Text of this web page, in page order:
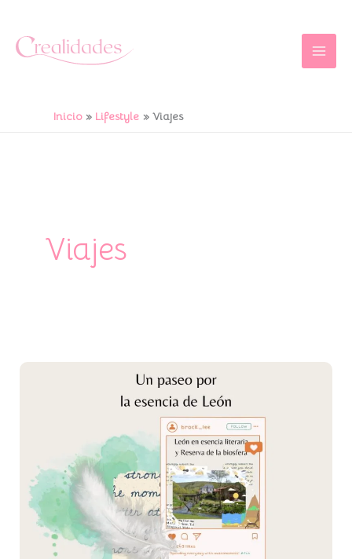
contenido
Inicio Lifestyle Viajes
Viajes
esencia
la
biosfera